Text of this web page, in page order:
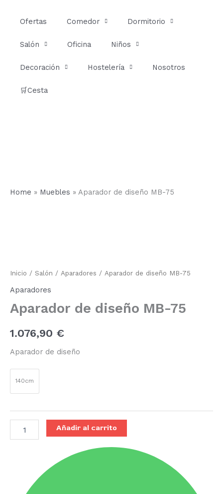
Ofertas Comedor Dormitorio
Salón Oficina Niños
Decoración Hostelería Nosotros
🛒Cesta
Home » Muebles » Aparador de diseño MB-75
Inicio / Salón / Aparadores / Aparador de diseño MB-75
Aparadores
Aparador de diseño MB-75
1.076,90 €
Aparador de diseño
140cm
Añadir al carrito